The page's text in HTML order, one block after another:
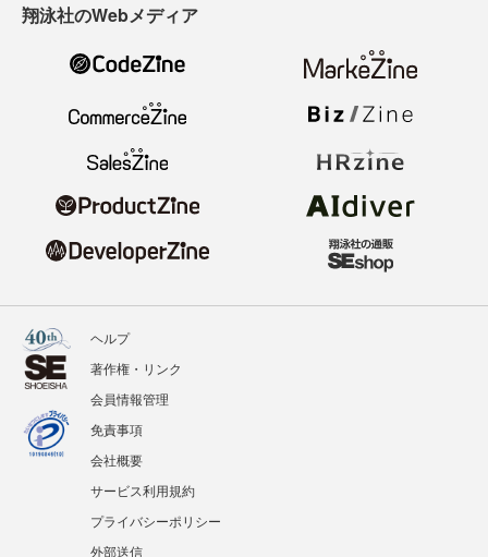
翔泳社のWebメディア
ヘルプ
著作権・リンク
会員情報管理
免責事項
会社概要
サービス利用規約
プライバシーポリシー
外部送信